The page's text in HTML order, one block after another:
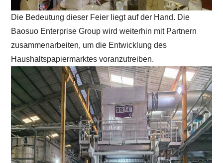
Die Bedeutung dieser Feier liegt auf der Hand. Die
Baosuo Enterprise Group wird weiterhin mit Partnern
zusammenarbeiten, um die Entwicklung des
Haushaltspapiermarktes voranzutreiben.